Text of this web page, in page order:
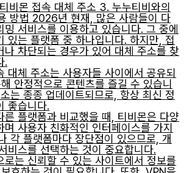
비몬 접속 대체 주소 3. 누누티비와의
방법 2026년 현재, 많은 사람들이 다
밍 서비스를 이용하고 있습니다. 그 중에
있는 플랫폼 중 하나입니다. 하지만, 접
나 차단되는 경우가 있어 대체 주소를 찾
.
대체 주소는 사용자들 사이에서 공유되
안정적으로 콘텐츠를 즐길 수 있습니
는 종종 업데이트되므로, 항상 최신 정
좋습니다.
른 플랫폼과 비교했을 때, 티비몬은 다양
사용자 친화적인 인터페이스를 가지
각 플랫폼마다 장단점이 있으므로, 개
비스를 선택하는 것이 중요합니다.
로는 신뢰할 수 있는 사이트에서 정보를